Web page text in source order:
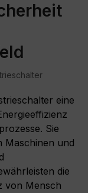
eine
Sie
Maschinen und
die
von Mensch